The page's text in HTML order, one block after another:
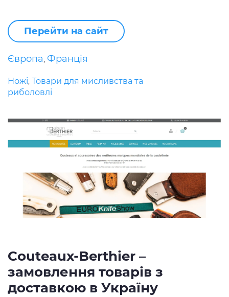
Перейти на сайт
Європа, Франція
Ножі, Товари для мисливства та
риболовлі
Couteaux-Berthier –
замовлення товарів з
доставкою в Україну